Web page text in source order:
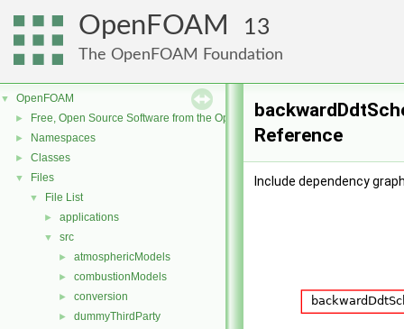
OpenFOAM 13
The OpenFOAM Foundation
▼ OpenFOAM
► Free, Open Source Software from the OpenFOAM Foundation
► Namespaces
► Classes
▼ Files
▼ File List
► applications
▼ src
► atmosphericModels
► combustionModels
► conversion
► dummyThirdParty
Reference
Include dependency